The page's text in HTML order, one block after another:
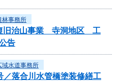
林事務所
旧治山事業 寺洞地区 工
告
域水道事務所
／落合川水管橋塗装修繕工